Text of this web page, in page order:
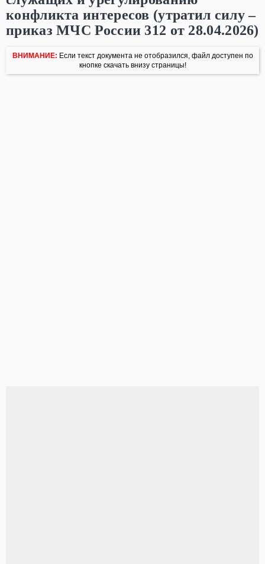
конфликта интересов (утратил силу –
приказ МЧС России 312 от 28.04.2026)
ВНИМАНИЕ: Если текст документа не отобразился, файл доступен по
кнопке скачать внизу страницы!